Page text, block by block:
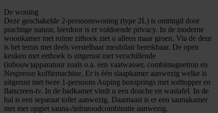
De woning
Deze geschakelde 2-persoonswoning (type 2L) is omringd door
prachtige natuur, hierdoor is er voldoende privacy. In de moderne
woonkamer met ruime zithoek ziet u alleen maar groen. Via de deur
is het terras met deels verstelbaar meubilair bereikbaar. De open
keuken met eethoek is uitgerust met verschillende
(inbouw)apparatuur zoals o.a. een vaatwasser, combimagnetron en
Nespresso koffiemachine. Er is één slaapkamer aanwezig welke is
uitgerust met twee 1-persoons Auping boxsprings met softtopper en
flatscreen-tv. In de badkamer vindt u een douche en wastafel. In de
hal is een separaat toilet aanwezig. Daarnaast is er een saunakamer
met met opgiet sauna-/infraroodcombinatie aanwezig.